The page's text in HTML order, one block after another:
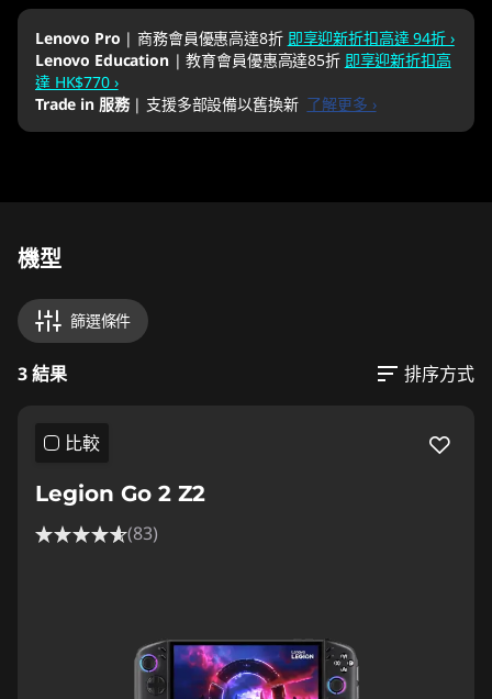
Lenovo Pro | 商務會員優惠高達8折 即享迎新折扣高達 94折 ›
Lenovo Education| 教育會員優惠高達85折 即享迎新折扣高
達 HK$770 ›
Trade in 服務| 支援多部設備以舊換新 了解更多 ›
機型
篩選條件
3 結果 排序方式
比較
Legion Go 2 Z2
(83)